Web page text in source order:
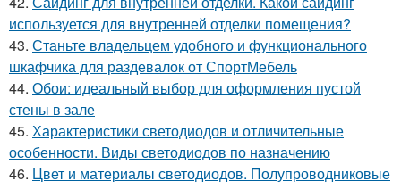
используется для внутренней отделки помещения?
43. Станьте владельцем удобного и функционального
шкафчика для раздевалок от СпортМебель
44. Обои: идеальный выбор для оформления пустой
стены в зале
45. Характеристики светодиодов и отличительные
особенности. Виды светодиодов по назначению
46. Цвет и материалы светодиодов. Полупроводниковые